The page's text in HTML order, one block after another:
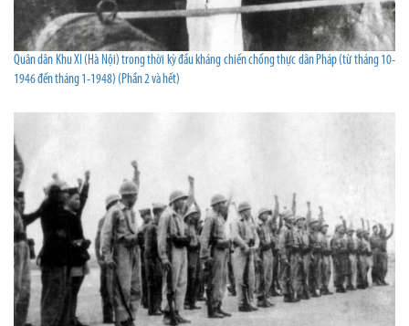
Quân dân Khu XI (Hà Nội) trong thời kỳ đầu kháng chiến chống thực dân Pháp (từ tháng 10-
1946 đến tháng 1-1948) (Phần 2 và hết)